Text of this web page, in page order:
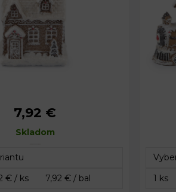
8 x 5,5 cm
9,5 cm
7,92 €
Skladom